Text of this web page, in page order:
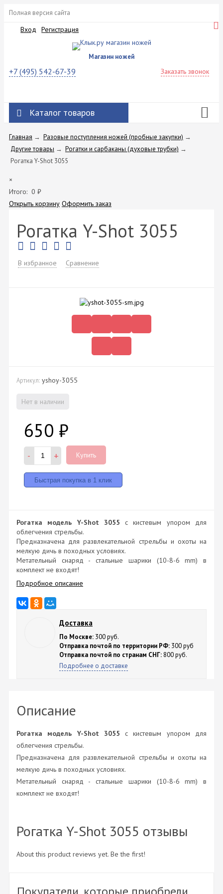
Полная версия сайта
Вход Регистрация
Магазин ножей
+7 (495) 542-67-39 Заказать звонок
Каталог товаров
Главная → Разовые поступления ножей (пробные закупки) →
Другие товары → Рогатки и сарбаканы (духовые трубки) →
Рогатка Y-Shot 3055
×
Итого: 0 ₽
Открыть корзину Оформить заказ
Рогатка Y-Shot 3055
В избранное Сравнение
Артикул: yshoy-3055
Нет в наличии
650 ₽
- + Купить
Рогатка модель Y-Shot 3055 с кистевым упором для
облегчения стрельбы.
Предназначена для развлекательной стрельбы и охоты на
мелкую дичь в походных условиях.
Метательный снаряд - стальные шарики (10-8-6 mm) в
комплект не входят!
Подробное описание
Доставка
По Москве: 300 руб.
Отправка почтой по территории РФ: 300 руб
Отправка почтой по странам СНГ: 800 руб.
Подробнее о доставке
Описание
Рогатка модель Y-Shot 3055 с кистевым упором для
облегчения стрельбы.
Предназначена для развлекательной стрельбы и охоты на
мелкую дичь в походных условиях.
Метательный снаряд - стальные шарики (10-8-6 mm) в
комплект не входят!
Рогатка Y-Shot 3055 отзывы
About this product reviews yet. Be the first!